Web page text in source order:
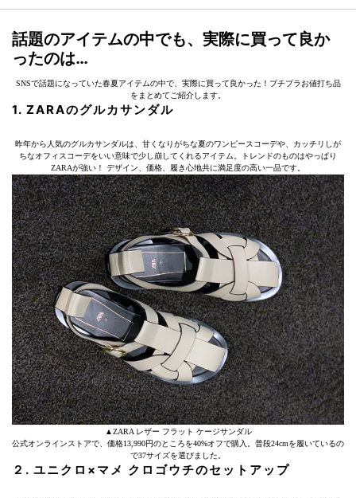
話題のアイテムの中でも、実際に買って良か
ったのは…
SNSで話題になっていた春夏アイテムの中で、実際に買って良かった！プチプラお値打ち品
をまとめてご紹介します。
1. ZARAのグルカサンダル
昨年から人気のグルカサンダルは、甘くなりがちな夏のワンピースコーデや、カッチリしが
ちなオフィスコーデをいい意味で少し崩してくれるアイテム。トレンドのものはやっぱり
ZARAが強い！ デザイン、価格、履き心地共に満足度の高い一品です。
▲ZARA レザー フラット ケージサンダル
公式オンラインストアで、価格13,990円のところを40%オフで購入。普段24cmを履いているの
で37サイズを選びました。
２. ユニクロ×マメ クロゴウチのセットアップ